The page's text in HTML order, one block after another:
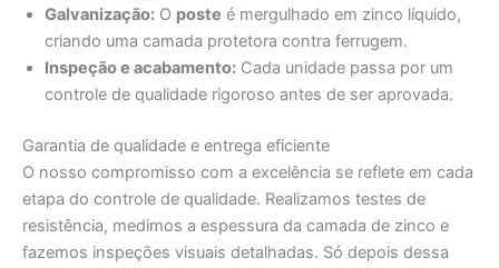
Galvanização: O poste é mergulhado em zinco líquido,
criando uma camada protetora contra ferrugem.
Inspeção e acabamento: Cada unidade passa por um
controle de qualidade rigoroso antes de ser aprovada.
Garantia de qualidade e entrega eficiente
O nosso compromisso com a excelência se reflete em cada
etapa do controle de qualidade. Realizamos testes de
resistência, medimos a espessura da camada de zinco e
fazemos inspeções visuais detalhadas. Só depois dessa